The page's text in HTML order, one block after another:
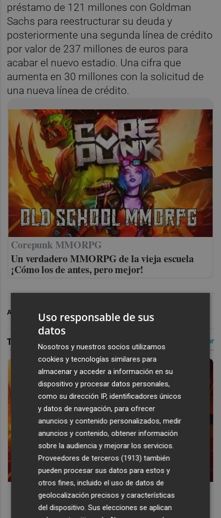
préstamo de 121 millones con Goldman
Sachs para reestructurar su deuda y
posteriormente una segunda línea de crédito
por valor de 237 millones de euros para
acabar el nuevo estadio. Una cifra que
aumenta en 30 millones con la solicitud de
una nueva línea de crédito.
Corepunk MMORPG
Un verdadero MMORPG de la vieja escuela
¡Cómo los de antes, pero mejor!
ARCHIVADO EN VALENCIA CF
Corepunk MMORPG
Un verdadero MMORPG de la vieja escuela ¡Cómo los de
Uso responsable de sus
datos
Nosotros y nuestros socios utilizamos
cookies y tecnologías similares para
almacenar y acceder a información en su
dispositivo y procesar datos personales,
como su dirección IP, identificadores únicos
y datos de navegación, para ofrecer
anuncios y contenido personalizados, medir
anuncios y contenido, obtener información
sobre la audiencia y mejorar los servicios.
Proveedores de terceros (1913) también
pueden procesar sus datos para estos y
otros fines, incluido el uso de datos de
geolocalización precisos y características
del dispositivo. Sus elecciones se aplican